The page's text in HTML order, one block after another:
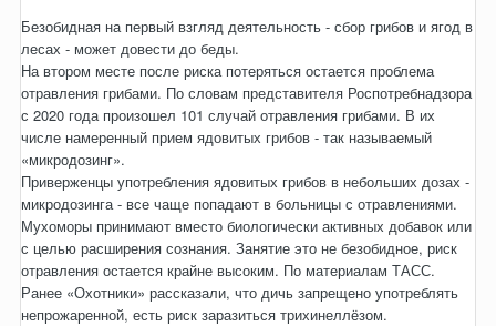
Безобидная на первый взгляд деятельность - сбор грибов и ягод в
лесах - может довести до беды.
На втором месте после риска потеряться остается проблема
отравления грибами. По словам представителя Роспотребнадзора
с 2020 года произошел 101 случай отравления грибами. В их
числе намеренный прием ядовитых грибов - так называемый
«микродозинг».
Приверженцы употребления ядовитых грибов в небольших дозах -
микродозинга - все чаще попадают в больницы с отравлениями.
Мухоморы принимают вместо биологически активных добавок или
с целью расширения сознания. Занятие это не безобидное, риск
отравления остается крайне высоким. По материалам ТАСС.
Ранее «Охотники» рассказали, что дичь запрещено употреблять
непрожаренной, есть риск заразиться трихинеллёзом.